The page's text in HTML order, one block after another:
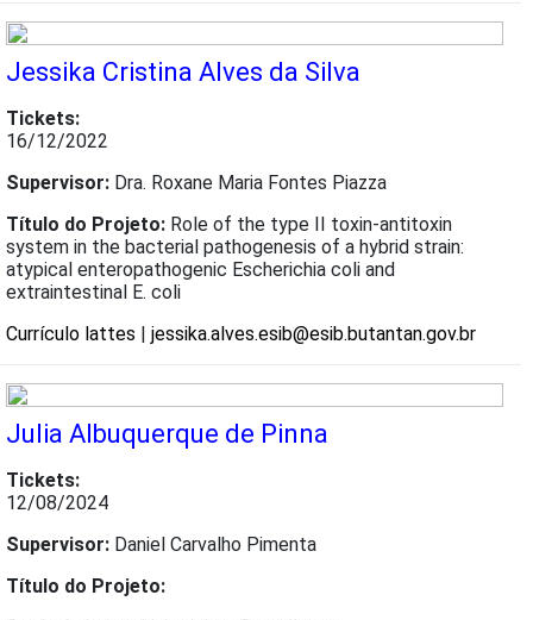
Jessika Cristina Alves da Silva
Tickets:
16/12/2022
Supervisor: Dra. Roxane Maria Fontes Piazza
Título do Projeto: Role of the type II toxin-antitoxin
system in the bacterial pathogenesis of a hybrid strain:
atypical enteropathogenic Escherichia coli and
extraintestinal E. coli
Currículo lattes | jessika.alves.esib@esib.butantan.gov.br
Julia Albuquerque de Pinna
Tickets:
12/08/2024
Supervisor: Daniel Carvalho Pimenta
Título do Projeto: